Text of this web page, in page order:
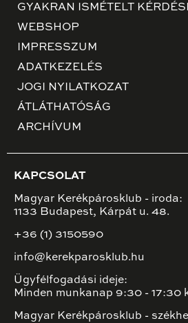
GYAKRAN ISMÉTELT
WEBSHOP
IMPRESSZUM
ADATKEZELÉS
JOGI NYILATKOZAT
ÁTLÁTHATÓSÁG
ARCHÍVUM
KAPCSOLAT
Magyar Kerékpárosklub - iroda:
1133 Budapest, Kárpát u. 48.
+36 (1) 3150590
info@kerekparosklub.hu
Ügyfélfogadási ideje:
Minden munkanap 9:30 - 17:30
Magyar Kerékpárosklub -